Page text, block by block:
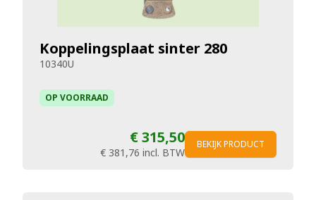
Koppelingsplaat sinter 280
10340U
OP VOORRAAD
€ 315,50
€ 381,76 incl. BTW
BEKIJK PRODUCT